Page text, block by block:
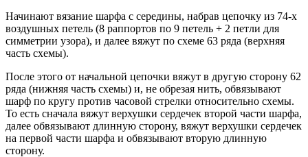
Начинают вязание шарфа с середины, набрав цепочку из 74-х
воздушных петель (8 раппортов по 9 петель + 2 петли для
симметрии узора), и далее вяжут по схеме 63 ряда (верхняя
часть схемы).
После этого от начальной цепочки вяжут в другую сторону 62
ряда (нижняя часть схемы) и, не обрезая нить, обвязывают
шарф по кругу против часовой стрелки относительно схемы.
То есть сначала вяжут верхушки сердечек второй части шарфа,
далее обвязывают длинную сторону, вяжут верхушки сердечек
на первой части шарфа и обвязывают вторую длинную
сторону.